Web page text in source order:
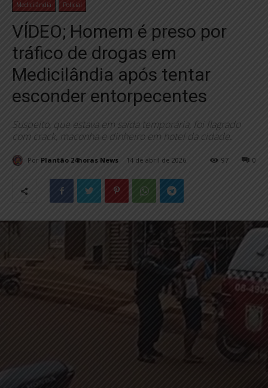
Medicilândia Policial
VÍDEO; Homem é preso por
tráfico de drogas em
Medicilândia após tentar
esconder entorpecentes
Suspeito, que estava em saída temporária, foi flagrado
com crack, maconha e dinheiro em hotel da cidade.
Por Plantão 24horas News 14 de abril de 2026 0
97